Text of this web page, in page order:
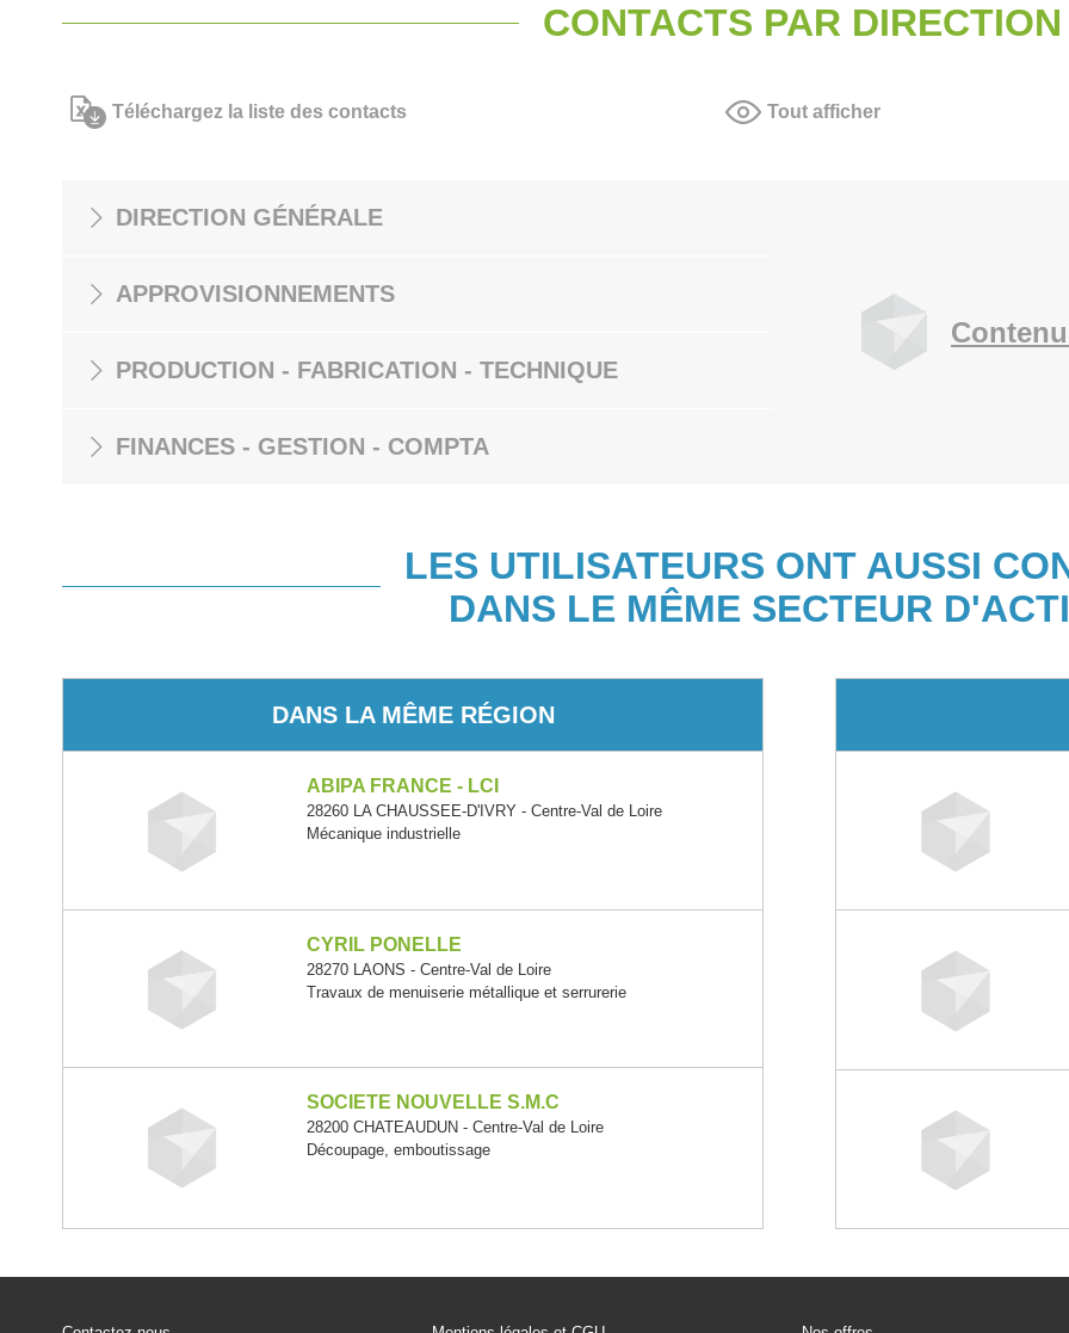
CONTACTS PAR DIRECTION
Téléchargez la liste des contacts Tout afficher
DIRECTION GÉNÉRALE
APPROVISIONNEMENTS
PRODUCTION - FABRICATION - TECHNIQUE
FINANCES - GESTION - COMPTA
LES UTILISATEURS ONT AUSSI
DANS LE MÊME SECTEUR
DANS LA MÊME RÉGION
ABIPA FRANCE - LCI
28260 LA CHAUSSEE-D'IVRY - Centre-Val de Loire
Mécanique industrielle
CYRIL PONELLE
28270 LAONS - Centre-Val de Loire
Travaux de menuiserie métallique et serrurerie
SOCIETE NOUVELLE S.M.C
28200 CHATEAUDUN - Centre-Val de Loire
Découpage, emboutissage